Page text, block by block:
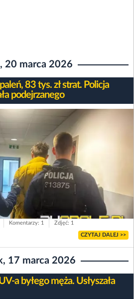
20 marca 2026
83 tys. zł strat. Policja
podejrzanego
Komentarzy: 1 Zdjęć: 1
CZYTAJ DALEJ >>
17 marca 2026
a byłego męża. Usłyszała